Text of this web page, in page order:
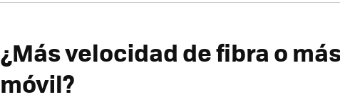
¿Más velocidad de fibra o
móvil?